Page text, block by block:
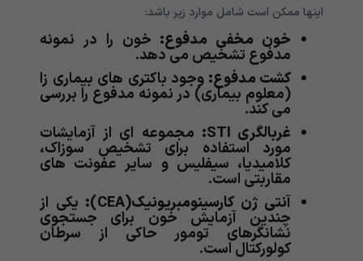
اینها ممکن است شامل موارد زیر باشد:
خون مخفی مدفوع: خون را در نمونه
مدفوع تشخیص می دهد.
کشت مدفوع: وجود باکتری های بیماری زا
(معلوم بیماری) در نمونه مدفوع را بررسی
می کند.
غربالگری
: مجموعه ای از آزمایشات
مورد استفاده برای تشخیص سوزاک،
کلامیدیا، سیفلیس و سایر عفونت های
مقاربتی است.
آنتی ژن کارسینومبریونیک(CEA): یکی از
چندین آزمایش خون برای جستجوی
نشانگرهای تومور حاکی از سرطان
کولورکتال است.